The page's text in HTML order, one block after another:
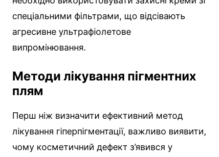
спеціальними фільтрами, що відсівають
агресивне ультрафіолетове
випромінювання.
Методи лікування пігментних
плям
Перш ніж визначити ефективний метод
лікування гіперпігментації, важливо виявити,
чому косметичний дефект з’явився у